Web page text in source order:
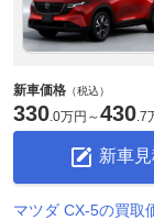
新車価格 （税込）
330.0万円 ～430.7
新車見
マツダ CX-5の買取